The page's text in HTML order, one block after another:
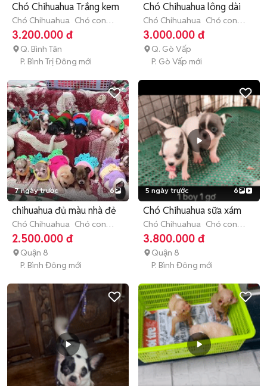
Chó Chihuahua Trắng kem
Chó Chihuahua Chó con
(dưới 3 tháng tuổi)
3.200.000 đ
Q. Bình Tân
P. Bình Trị Đông mới
Chó Chihuahua lông dài
Chó Chihuahua Chó con
(dưới 3 tháng tuổi)
3.000.000 đ
Q. Gò Vấp
P. Gò Vấp mới
7 ngày trước 6
chihuahua đủ màu nhà đẻ
Chó Chihuahua Chó con
(dưới 3 tháng tuổi)
2.500.000 đ
Quận 8
P. Bình Đông mới
5 ngày trước 6
Chó Chihuahua sữa xám
Chó Chihuahua Chó con
(dưới 3 tháng tuổi)
3.800.000 đ
Quận 8
P. Bình Đông mới